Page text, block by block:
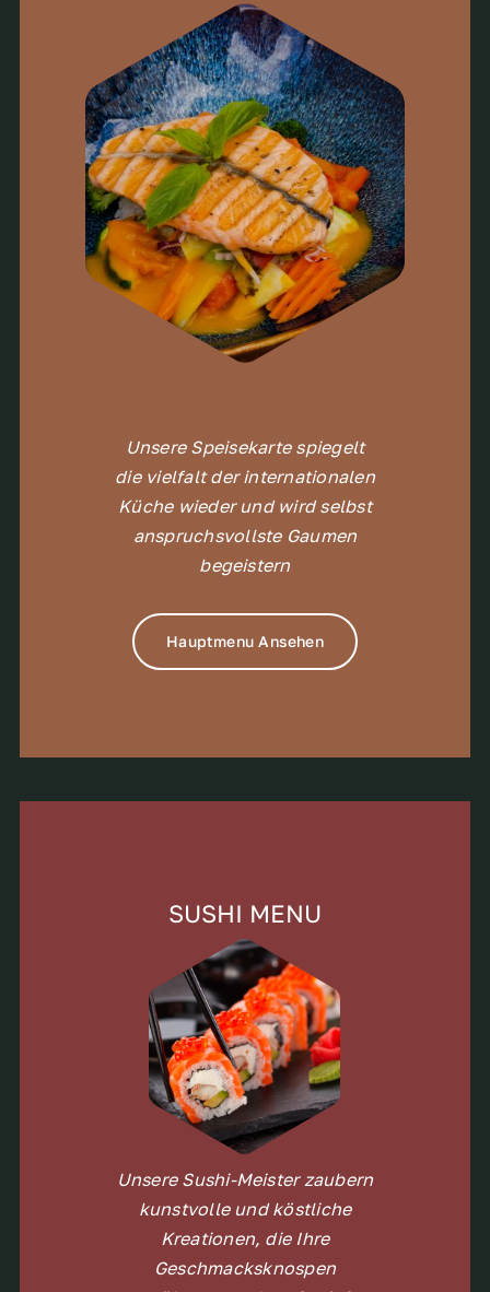
Unsere Speisekarte spiegelt
die vielfalt der internationalen
Küche wieder und wird selbst
anspruchsvollste Gaumen
begeistern
Hauptmenu Ansehen
SUSHI MENU
Unsere Sushi-Meister zaubern
kunstvolle und köstliche
Kreationen, die Ihre
Geschmacksknospen